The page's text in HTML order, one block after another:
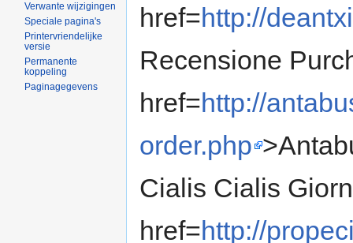
href=http://
Recensione
href=http://
order.php
Cialis Cialis
href=http://
Verwante wijzigingen
Speciale pagina's
Printervriendelijke
versie
Permanente
koppeling
Paginagegevens